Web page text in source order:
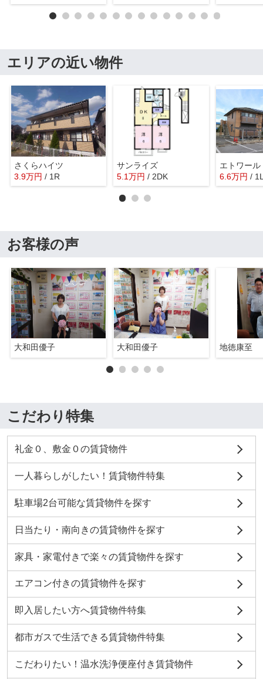
エリアの近い物件
さくらハイツ
3.9万円 / 1R
サンライズ
5.1万円 / 2DK
エトワール
6.6万円 /
お客様の声
大和田優子 大和田優子 地徳康至
こだわり特集
礼金０、敷金０の賃貸物件
一人暮らしがしたい！賃貸物件特集
駐車場2台可能な賃貸物件を探す
日当たり・南向きの賃貸物件を探す
家具・家電付きで楽々の賃貸物件を探す
エアコン付きの賃貸物件を探す
即入居したい方へ賃貸物件特集
都市ガスで生活できる賃貸物件特集
こだわりたい！温水洗浄便座付き賃貸物件